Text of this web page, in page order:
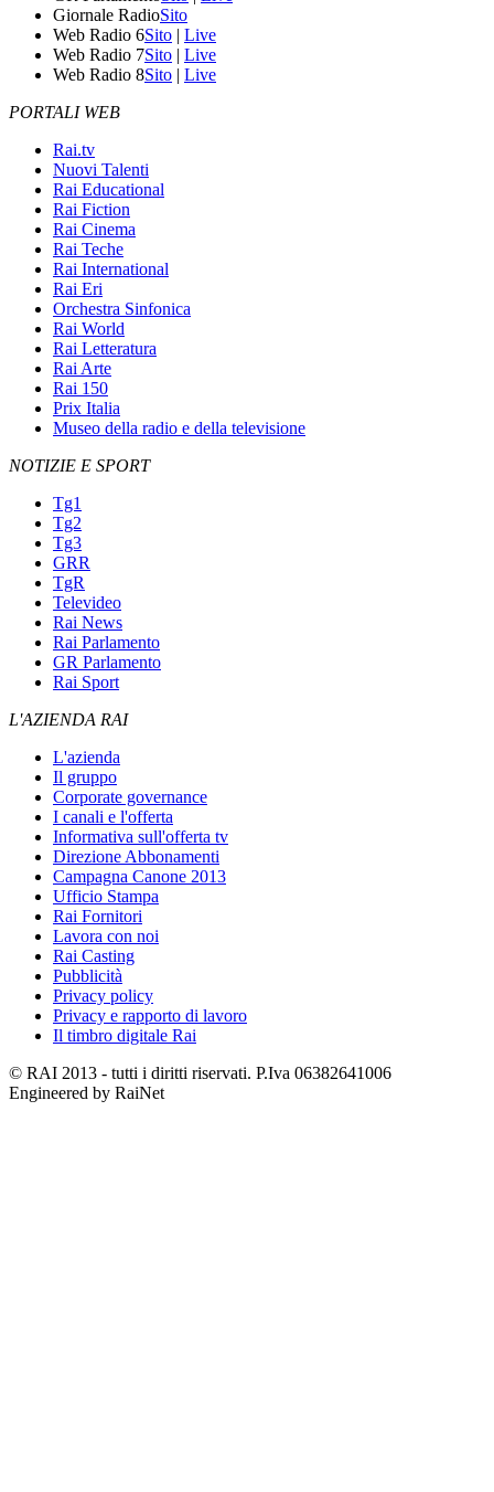
Giornale RadioSito
Web Radio 6Sito | Live
Web Radio 7Sito | Live
Web Radio 8Sito | Live
PORTALI WEB
Rai.tv
Nuovi Talenti
Rai Educational
Rai Fiction
Rai Cinema
Rai Teche
Rai International
Rai Eri
Orchestra Sinfonica
Rai World
Rai Letteratura
Rai Arte
Rai 150
Prix Italia
Museo della radio e della televisione
NOTIZIE E SPORT
Tg1
Tg2
Tg3
GRR
TgR
Televideo
Rai News
Rai Parlamento
GR Parlamento
Rai Sport
L'AZIENDA RAI
L'azienda
Il gruppo
Corporate governance
I canali e l'offerta
Informativa sull'offerta tv
Direzione Abbonamenti
Campagna Canone 2013
Ufficio Stampa
Rai Fornitori
Lavora con noi
Rai Casting
Pubblicità
Privacy policy
Privacy e rapporto di lavoro
Il timbro digitale Rai
© RAI 2013 - tutti i diritti riservati. P.Iva 06382641006
Engineered by RaiNet